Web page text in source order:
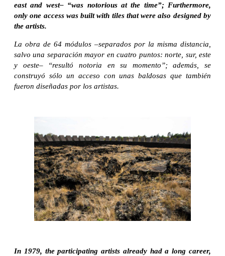
east and west– “was notorious at the time”; Furthermore,
only one access was built with tiles that were also designed by
the artists.
La obra de 64 módulos –separados por la misma distancia,
salvo una separación mayor en cuatro puntos: norte, sur, este
y oeste– “resultó notoria en su momento”; además, se
construyó sólo un acceso con unas baldosas que también
fueron diseñadas por los artistas.
In 1979, the participating artists already had a long career,